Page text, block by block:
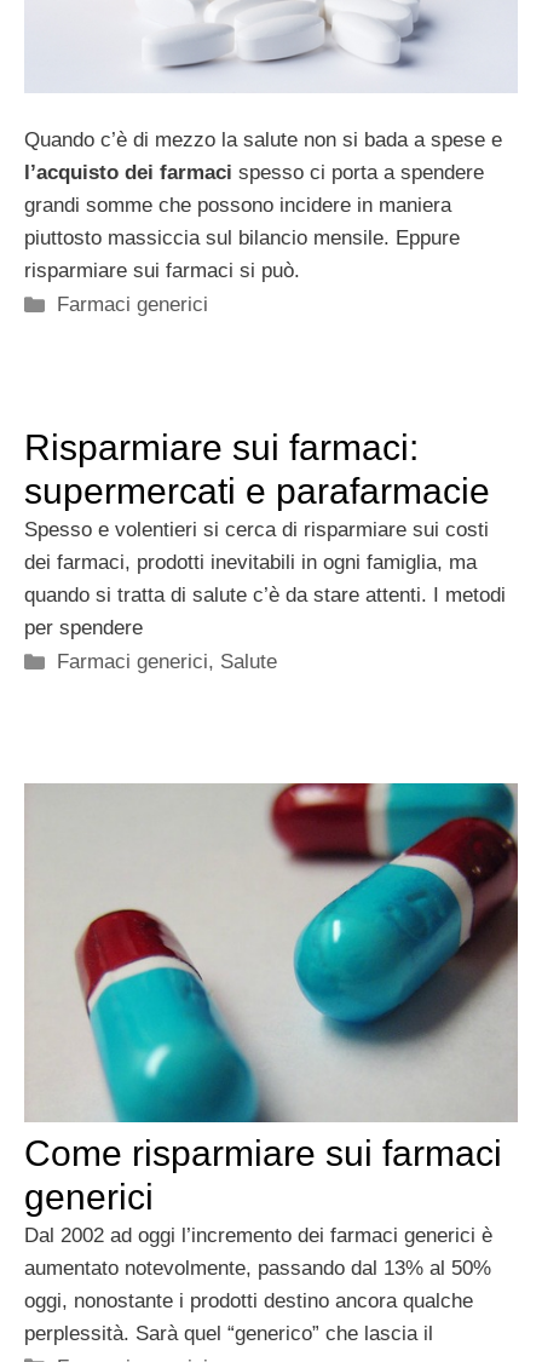
Quando c’è di mezzo la salute non si bada a spese e
l’acquisto dei farmaci spesso ci porta a spendere
grandi somme che possono incidere in maniera
piuttosto massiccia sul bilancio mensile. Eppure
risparmiare sui farmaci si può.
Categorie
Farmaci generici
Risparmiare sui farmaci:
supermercati e parafarmacie
Spesso e volentieri si cerca di risparmiare sui costi
dei farmaci, prodotti inevitabili in ogni famiglia, ma
quando si tratta di salute c’è da stare attenti. I metodi
per spendere
Categorie
Farmaci generici, Salute
Come risparmiare sui farmaci
generici
Dal 2002 ad oggi l’incremento dei farmaci generici è
aumentato notevolmente, passando dal 13% al 50%
oggi, nonostante i prodotti destino ancora qualche
perplessità. Sarà quel “generico” che lascia il